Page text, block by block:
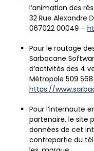
l’animation des
32 Rue Alexandre
067022 00049 –
Pour le routage
Sarbacane
d’activités des 4
Métropole 509
https://
Pour l’internaute
partenaire, le site
données de cet
contrepartie du